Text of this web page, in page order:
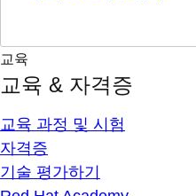
교육
교육 & 자격증
교육 과정 및 시험
자격증
기술 평가하기